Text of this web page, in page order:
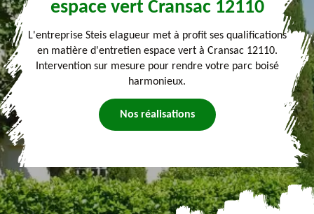
espace vert Cransac 12110
L'entreprise Steis elagueur met à profit ses qualifications
en matière d'entretien espace vert à Cransac 12110.
Intervention sur mesure pour rendre votre parc boisé
harmonieux.
Nos réalisations